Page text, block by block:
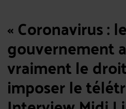
« Coronavirus : le
gouvernement
vraiment le
imposer le